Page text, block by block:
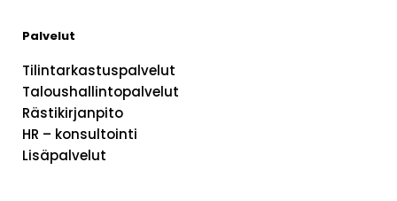
Palvelut
Tilintarkastuspalvelut
Taloushallintopalvelut
Rästikirjanpito
HR – konsultointi
Lisäpalvelut